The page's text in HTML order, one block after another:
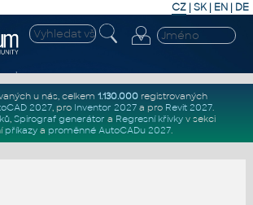
CZ | SK| EN | DE
u nás, celkem 1.130.000registrovaných
2027, pro Inventor 2027a pro Revit 2027.
, Spirograf generátor a Regresní křivkyv sekci
příkazya proměnné AutoCADu 2027.